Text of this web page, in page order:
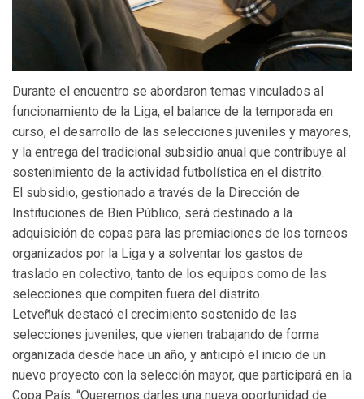
Durante el encuentro se abordaron temas vinculados al
funcionamiento de la Liga, el balance de la temporada en
curso, el desarrollo de las selecciones juveniles y mayores,
y la entrega del tradicional subsidio anual que contribuye al
sostenimiento de la actividad futbolística en el distrito.
El subsidio, gestionado a través de la Dirección de
Instituciones de Bien Público, será destinado a la
adquisición de copas para las premiaciones de los torneos
organizados por la Liga y a solventar los gastos de
traslado en colectivo, tanto de los equipos como de las
selecciones que compiten fuera del distrito.
Letveñuk destacó el crecimiento sostenido de las
selecciones juveniles, que vienen trabajando de forma
organizada desde hace un año, y anticipó el inicio de un
nuevo proyecto con la selección mayor, que participará en la
Copa País. “Queremos darles una nueva oportunidad de